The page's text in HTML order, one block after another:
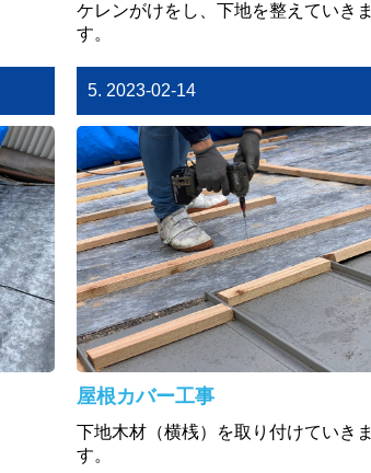
ケレンがけをし、下地を整えていきま
す。
5. 2023-02-14
屋根カバー工事
下地木材（横桟）を取り付けていきま
す。